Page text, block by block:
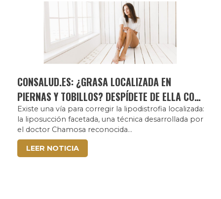
CONSALUD.ES: ¿GRASA LOCALIZADA EN
PIERNAS Y TOBILLOS? DESPÍDETE DE ELLA CON
LA TÉNICA FACETADA DE CLÍNICA CHAMOSA.
Existe una vía para corregir la lipodistrofia localizada:
la liposucción facetada, una técnica desarrollada por
el doctor Chamosa reconocida...
LEER NOTICIA